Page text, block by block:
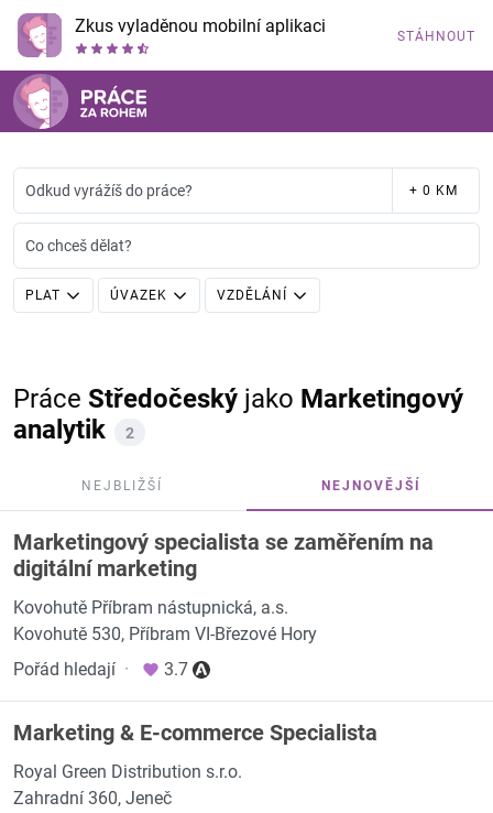
Zkus vyladěnou mobilní aplikaci STÁHNOUT
Odkud vyrážíš do práce? + 0 KM
Co chceš dělat?
PLAT ÚVAZEK VZDĚLÁNÍ
Práce Středočeský jako Marketingový
analytik
2
NEJBLIŽŠÍ NEJNOVĚJŠÍ
Marketingový specialista se zaměřením na
digitální marketing
Kovohutě Příbram nástupnická, a.s.
Kovohutě 530, Příbram VI-Březové Hory
Pořád hledají · 3.7
Marketing & E-commerce Specialista
Royal Green Distribution s.r.o.
Zahradní 360, Jeneč